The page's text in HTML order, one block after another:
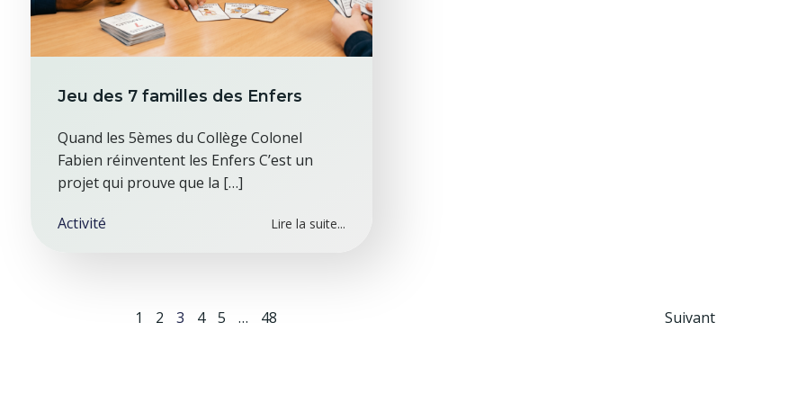
Jeu des 7 familles des Enfers
Quand les 5èmes du Collège Colonel
Fabien réinventent les Enfers C’est un
projet qui prouve que la […]
Activité Lire la suite...
Page
1 Page
2 Page
3 Page
4 Page
5 … Page
48
Posts
Suivant